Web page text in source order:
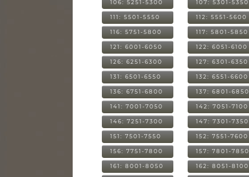
106: 5251-5300 107: 5301-5350
111: 5501-5550 112: 5551-5600
116: 5751-5800 117: 5801-5850
121: 6001-6050 122: 6051-6100
126: 6251-6300 127: 6301-6350
131: 6501-6550 132: 6551-6600
136: 6751-6800 137: 6801-6850
141: 7001-7050 142: 7051-7100
146: 7251-7300 147: 7301-7350
151: 7501-7550 152: 7551-7600
156: 7751-7800 157: 7801-7850
161: 8001-8050 162: 8051-8100